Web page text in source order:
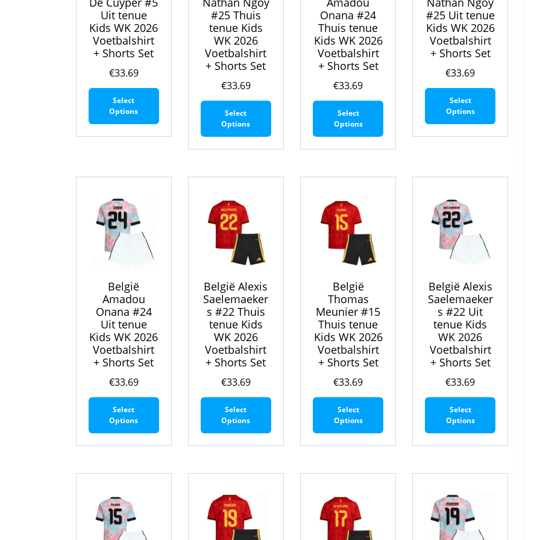
Uit tenue
Kids WK 2026
Voetbalshirt
+ Shorts Set
€33.69
Select
Options
Dit
productpagina
#25 Thuis
tenue Kids
WK 2026
Voetbalshirt
+ Shorts Set
€33.69
Select
Options
Dit
Onana #24
Thuis tenue
Kids WK 2026
Voetbalshirt
+ Shorts Set
€33.69
Select
Options
Dit
#25 Uit tenue
Kids WK 2026
Voetbalshirt
+ Shorts Set
€33.69
Select
Options
Dit
België
Amadou
Onana #24
Uit tenue
Kids WK 2026
Voetbalshirt
+ Shorts Set
€33.69
Select
Options
Dit
België Alexis
Saelemaeker
s #22 Thuis
tenue Kids
WK 2026
Voetbalshirt
+ Shorts Set
€33.69
Select
Options
Dit
België
Thomas
Meunier #15
Thuis tenue
Kids WK 2026
Voetbalshirt
+ Shorts Set
€33.69
Select
Options
Dit
België Alexis
Saelemaeker
s #22 Uit
tenue Kids
WK 2026
Voetbalshirt
+ Shorts Set
€33.69
Select
Options
Dit